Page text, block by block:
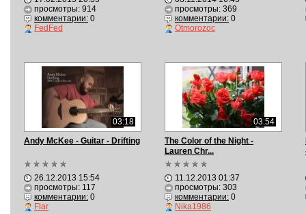
просмотры: 914
комментарии:0
FedFed
просмотры: 369
комментарии:0
Otmorozoc
03:18
Andy McKee - Guitar - Drifting
26.12.2013 15:54
просмотры: 117
комментарии:0
Flar
03:54
The Color of the Night -
Lauren Chr...
11.12.2013 01:37
просмотры: 303
комментарии:0
Nika1986